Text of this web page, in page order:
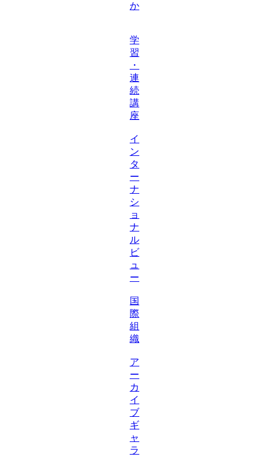
か
学
習
・
連
続
講
座
イ
ン
タ
ー
ナ
シ
ョ
ナ
ル
ビ
ュ
ー
国
際
組
織
ア
ー
カ
イ
ブ
ギ
ャ
ラ